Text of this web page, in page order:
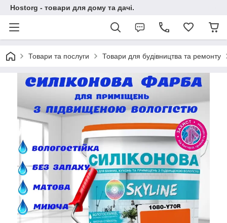
Hostorg - товари для дому та дачі.
Товари та послуги Товари для будівництва та ремонту